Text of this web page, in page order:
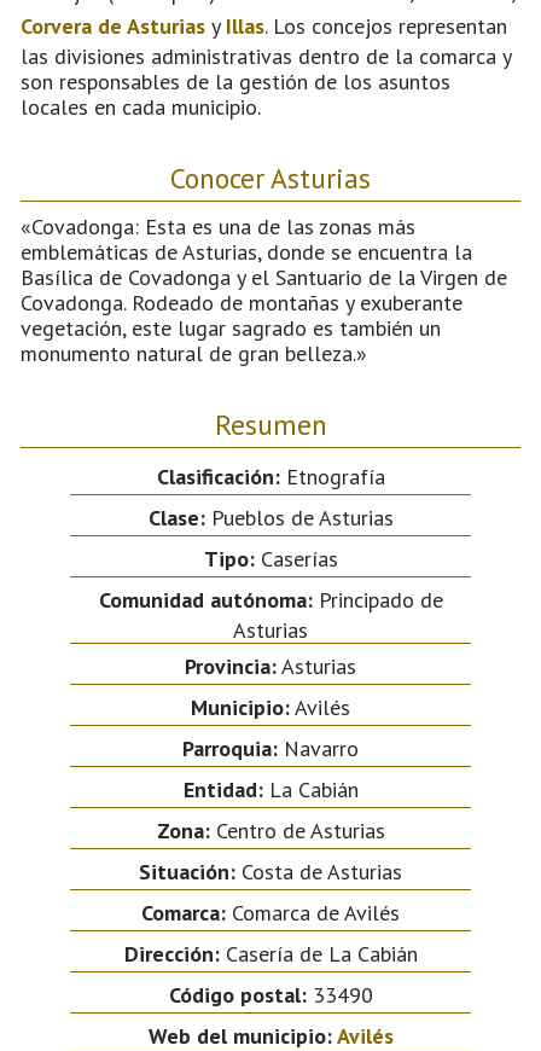
Corvera de Asturias y Illas. Los concejos representan
las divisiones administrativas dentro de la comarca y
son responsables de la gestión de los asuntos
locales en cada municipio.
Conocer Asturias
«Covadonga: Esta es una de las zonas más
emblemáticas de Asturias, donde se encuentra la
Basílica de Covadonga y el Santuario de la Virgen de
Covadonga. Rodeado de montañas y exuberante
vegetación, este lugar sagrado es también un
monumento natural de gran belleza.»
Resumen
Clasificación:Etnografía
Clase:Pueblos de Asturias
Tipo:Caserías
Comunidad autónoma:Principado de
Asturias
Provincia:Asturias
Municipio:Avilés
Parroquia: Navarro
Entidad:La Cabián
Zona:Centro de Asturias
Situación: Costa de Asturias
Comarca: Comarca de Avilés
Dirección:Casería de La Cabián
Código postal:33490
Web del municipio:Avilés